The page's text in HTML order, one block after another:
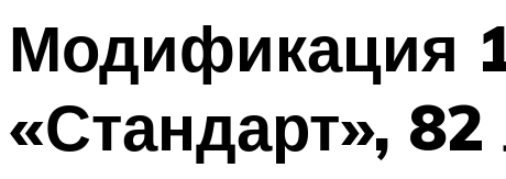
Модификация
«Стандарт», 82